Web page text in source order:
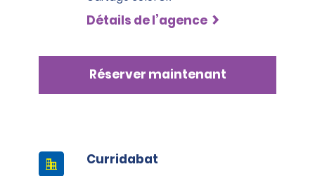
Détails de l’agence
Réserver maintenant
Curridabat